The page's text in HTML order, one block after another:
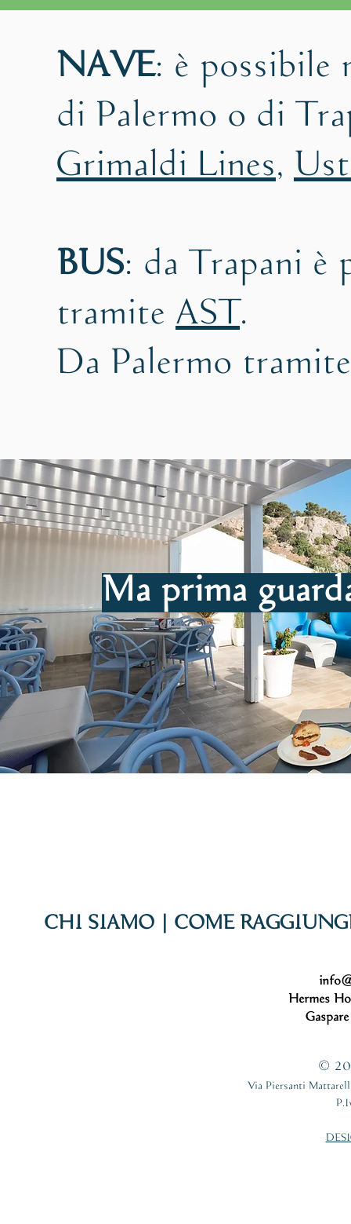
NAVE: è possibile
di Palermo o di
Grimaldi Lines,
BUS: da Trapani è
tramite AST.
Da Palermo
Ma prima
CHI SIAMO| COME
Hermes
Gaspare
©
Via Piersanti